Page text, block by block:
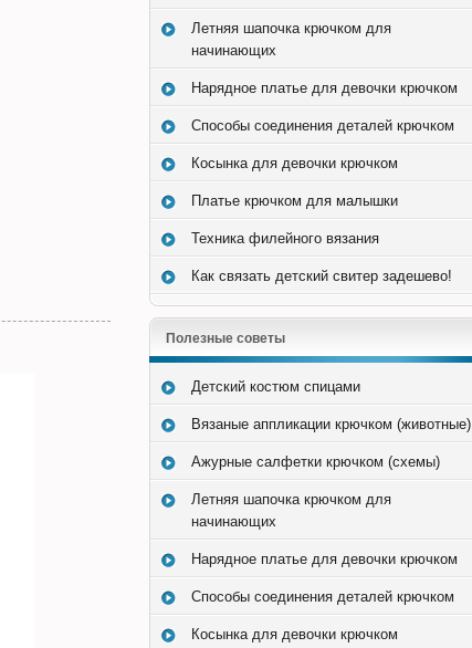
Летняя шапочка крючком для
начинающих
Нарядное платье для девочки крючком
Способы соединения деталей крючком
Косынка для девочки крючком
Платье крючком для малышки
Техника филейного вязания
Как связать детский свитер задешево!
Полезные советы
Детский костюм спицами
Вязаные аппликации крючком (животные)
Ажурные салфетки крючком (схемы)
Летняя шапочка крючком для
начинающих
Нарядное платье для девочки крючком
Способы соединения деталей крючком
Косынка для девочки крючком